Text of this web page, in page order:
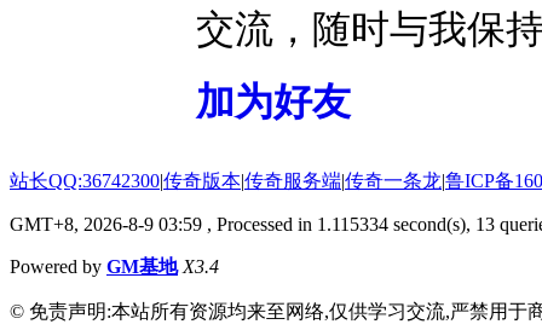
交流，随时与我保
加为好友
站长QQ:36742300|传奇版本|传奇服务端|传奇一条龙|鲁ICP备
GMT+8, 2026-8-9 03:59 , Processed in 1.115334 second(s), 13
Powered by GM基地 X3.4
© 免责声明:本站所有资源均来至网络,仅供学习交流,严禁用于